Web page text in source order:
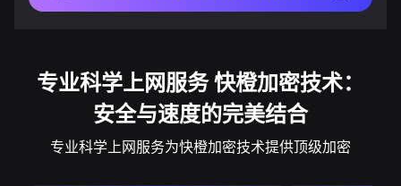
专业科学上网服务 快橙加密技术：
安全与速度的完美结合
专业科学上网服务为快橙加密技术提供顶级加密